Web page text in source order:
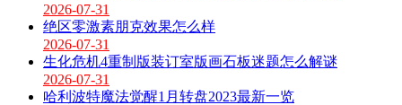
2026-07-31
绝区零激素朋克效果怎么样
2026-07-31
生化危机4重制版装订室版画石板迷题怎么解谜
2026-07-31
哈利波特魔法觉醒1月转盘2023最新一览